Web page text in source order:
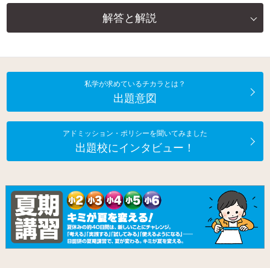
解答と解説
私学が求めているチカラとは？
出題意図
アドミッション・ポリシーを聞いてみました
出題校にインタビュー！